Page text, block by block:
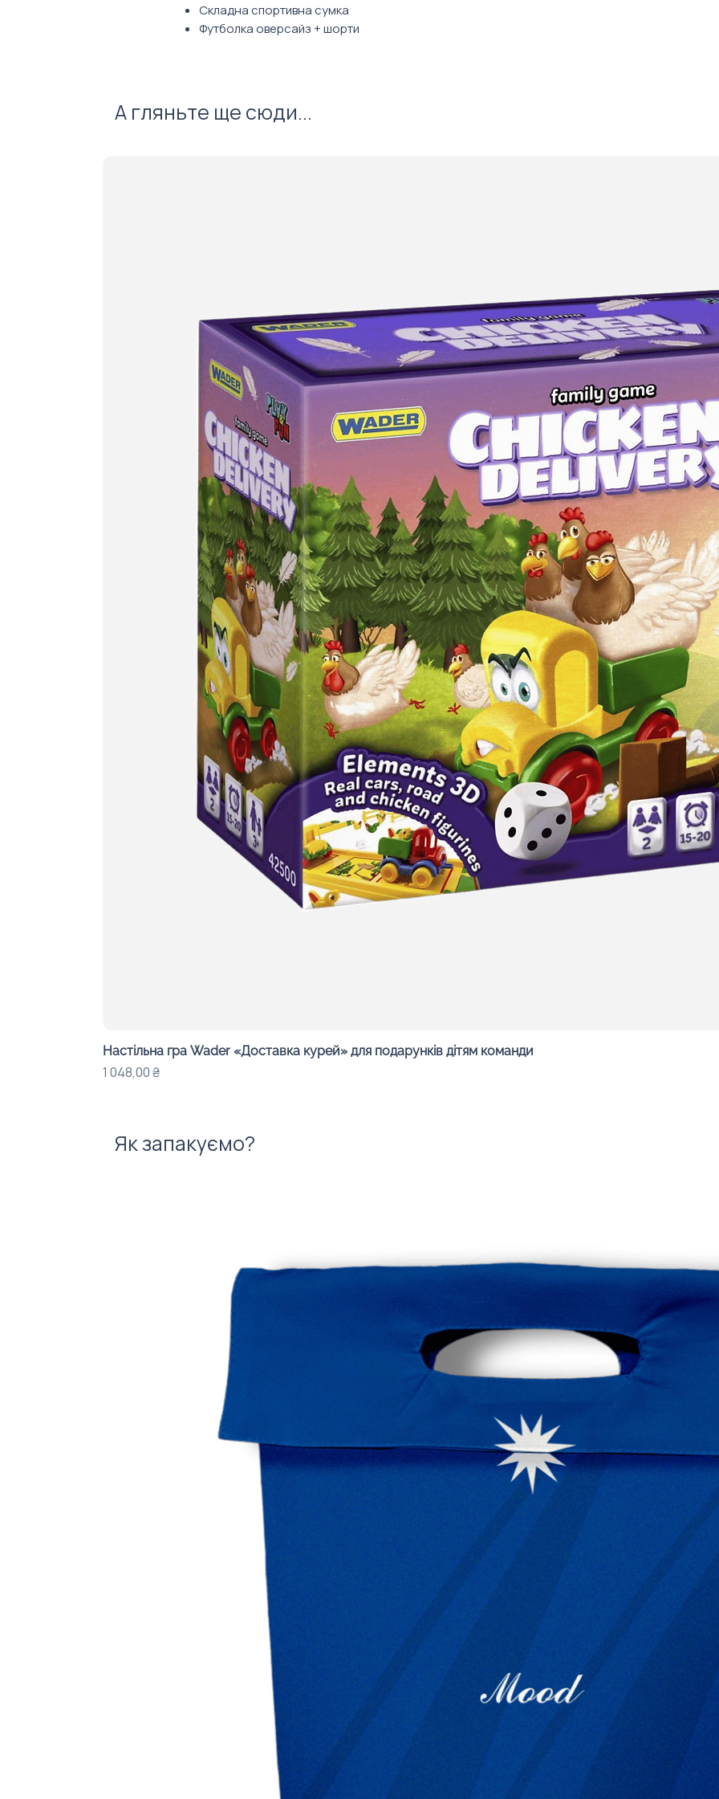
Складна спортивна сумка
Футболка оверсайз + шорти
обраного вами наповнення та в залежності від стилю оформлення.
А гляньте ще сюди...
Швидкий перегляд
Настільна гра Wader «Доставка курей» для подарунків дітям команди
Ціна
1 048,00 ₴
Як запакуємо?